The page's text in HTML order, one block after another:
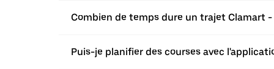
Combien de temps dure un trajet Clamart
Puis-je planifier des courses avec